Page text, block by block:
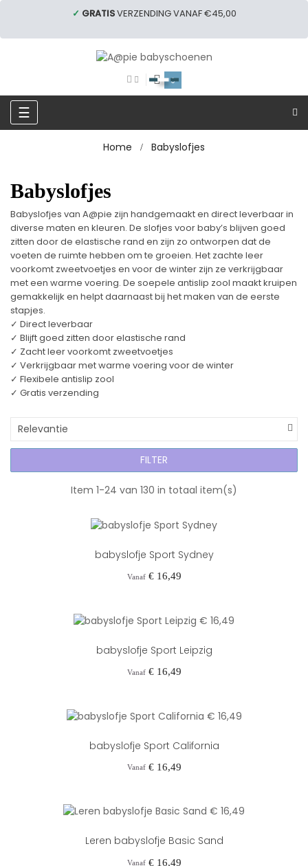
✓ GRATISVERZENDING VANAF €45,00
0
Toggle
navigation
☰
Home Babyslofjes
Babyslofjes
Babyslofjes van A@pie zijn handgemaakt en direct leverbaar in
diverse maten en kleuren. De slofjes voor baby’s blijven goed
zitten door de elastische rand en zijn zo ontworpen dat de
voeten de ruimte hebben om te groeien. Het zachte leer
voorkomt zweetvoetjes en voor de winter zijn ze verkrijgbaar
met een warme voering. De soepele antislip zool maakt kruipen
gemakkelijk en helpt daarnaast bij het maken van de eerste
stapjes.
✓ Direct leverbaar
✓ Blijft goed zitten door elastische rand
✓ Zacht leer voorkomt zweetvoetjes
✓ Verkrijgbaar met warme voering voor de winter
✓ Flexibele antislip zool
✓ Gratis verzending
Relevantie
FILTER
Item 1-24 van 130 in totaal item(s)
babyslofje Sport Sydney
Vanaf Prijs
€ 16,49
babyslofje Sport Leipzig
Vanaf Prijs
€ 16,49
babyslofje Sport California
Vanaf Prijs
€ 16,49
Leren babyslofje Basic Sand
Vanaf Prijs
€ 16,49